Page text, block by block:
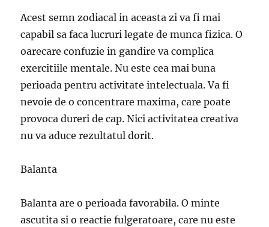
Acest semn zodiacal in aceasta zi va fi mai
capabil sa faca lucruri legate de munca fizica. O
oarecare confuzie in gandire va complica
exercitiile mentale. Nu este cea mai buna
perioada pentru activitate intelectuala. Va fi
nevoie de o concentrare maxima, care poate
provoca dureri de cap. Nici activitatea creativa
nu va aduce rezultatul dorit.
Balanta
Balanta are o perioada favorabila. O minte
ascutita si o reactie fulgeratoare, care nu este